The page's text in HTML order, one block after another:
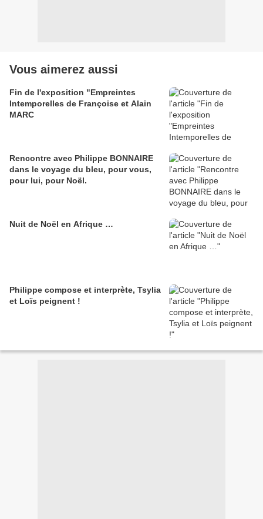
Vous aimerez aussi
Fin de l'exposition "Empreintes
Intemporelles de Françoise et Alain
MARC
Rencontre avec Philippe BONNAIRE
dans le voyage du bleu, pour vous,
pour lui, pour Noël.
Nuit de Noël en Afrique …
Philippe compose et interprète, Tsylia
et Loïs peignent !